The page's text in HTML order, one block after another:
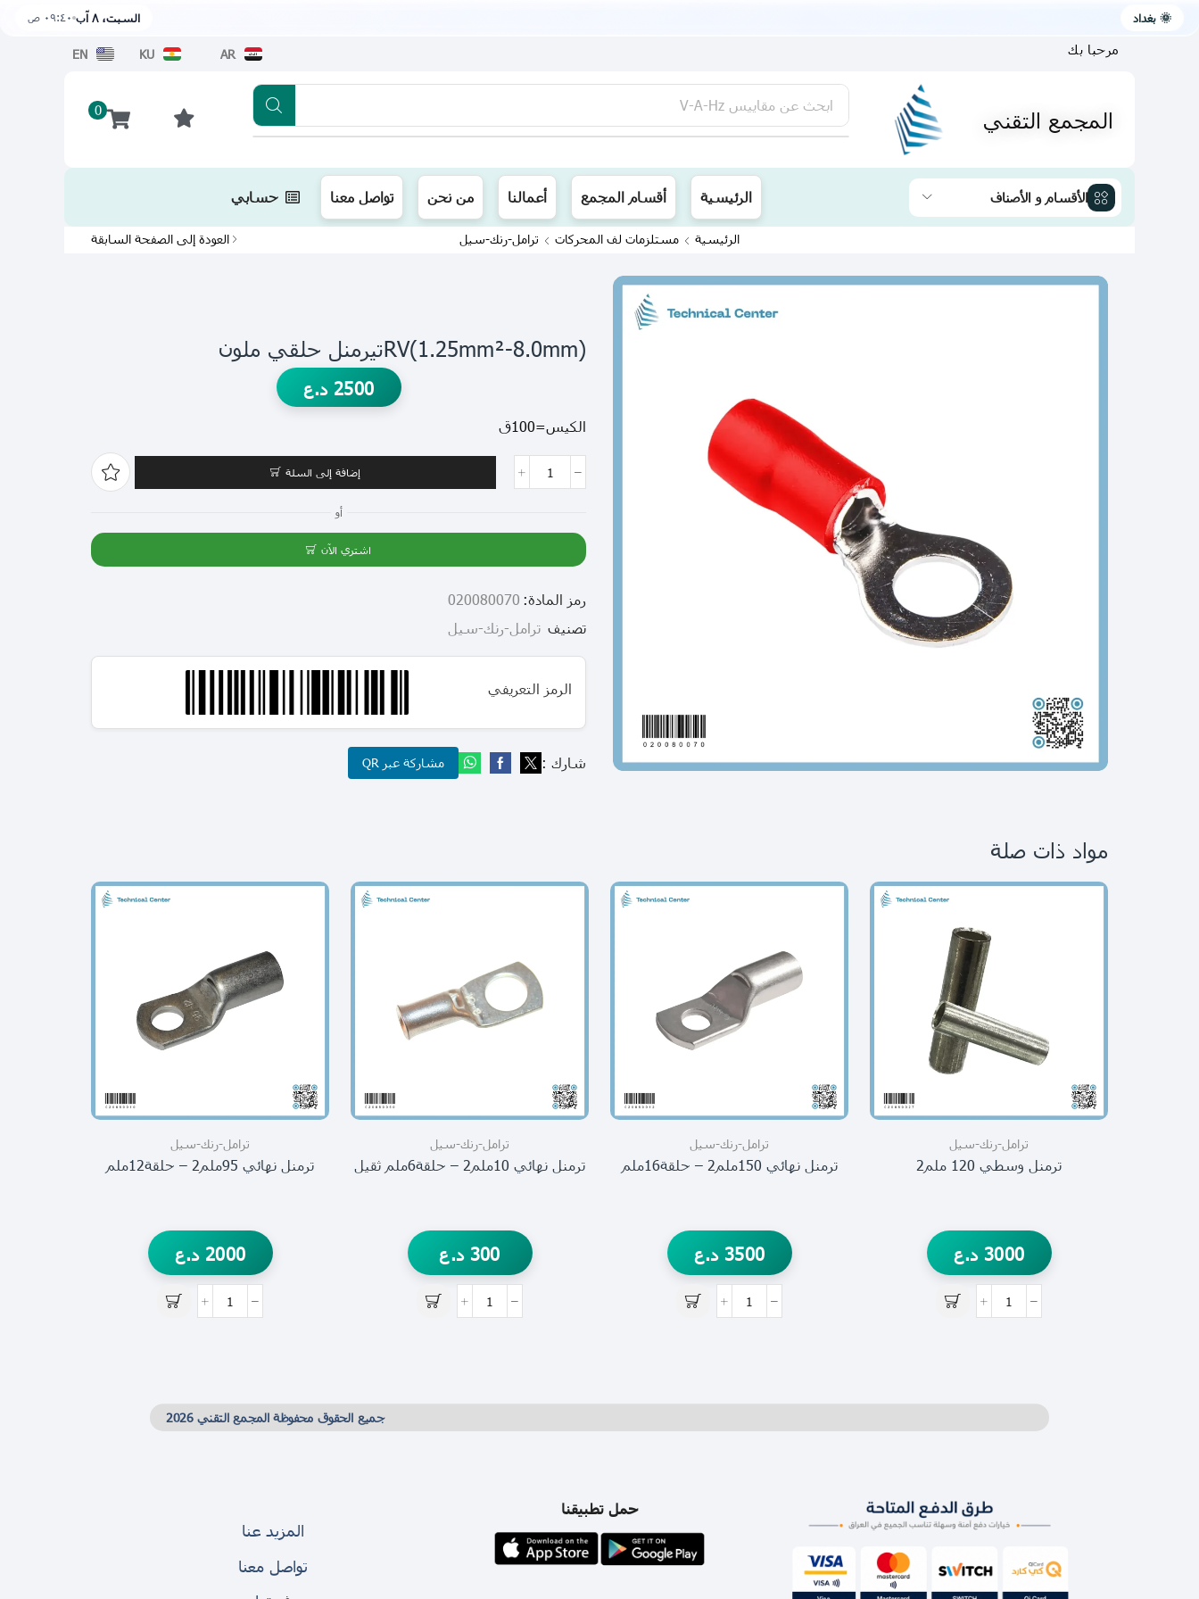
🌞 بغداد السبت، ٨ آب ٠٩:٤٠ ص
AR
KU
EN مرحبا بك
المجمع التقني 0 ابحث عن مقاييس V-A-Hz
يتوفر لدينا توصيل الى جميع محافظات العراق تطبيقنا متوفر الآن على متجر أبل اضغط
الأقسام و الأصناف الرئيسية أقسام المجمع أعمالنا من نحن تواصل معنا حسابي
الرئيسية مستلزمات لف المحركات ترامل-رنك-سيل العودة إلى الصفحة السابقة
RV(1.25mm²-8.0mm)تيرمنل حلقي ملون
2500 د.ع
الكيس=100ق
إضافة إلى السلة
أو
اشتري الآن
رمز المادة: 020080070
تصنيف ترامل-رنك-سيل
الرمز التعريفي
شارك : مشاركة عبر QR
مواد ذات صلة
ترامل-رنك-سيل
ترمنل وسطي 120 ملم2
3000 د.ع
ترامل-رنك-سيل
ترمنل نهائي 150ملم2 – حلقة16ملم
3500 د.ع
ترامل-رنك-سيل
ترمنل نهائي 10ملم2 – حلقة6ملم ثقيل
300 د.ع
ترامل-رنك-سيل
ترمنل نهائي 95ملم2 – حلقة12ملم
2000 د.ع
جميع الحقوق محفوظة المجمع التقني 2026
حمل تطبيقنا
المزيد عنا
تواصل معنا